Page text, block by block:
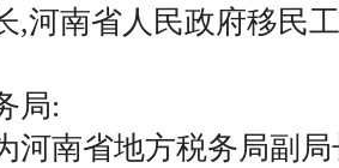
,河南省人民政府移民
局:
南省地方税务局副局